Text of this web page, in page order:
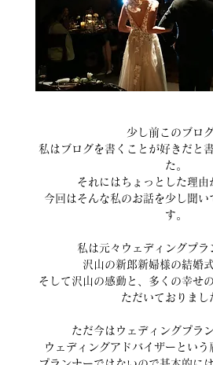
少し前このブロ
私はブログを書くことが好きだと
た。
それにはちょっとした理由
今回はそんな私のお話を少し聞い
す。
私は元々ウェディングプラ
沢山の新郎新婦様の結婚
そして沢山の感動と、多くの幸せ
ただいておりまし
ただ今はウェディングプラ
ウェディングアドバイザーという